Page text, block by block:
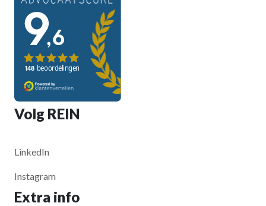
Volg REIN
LinkedIn
Instagram
Extra info